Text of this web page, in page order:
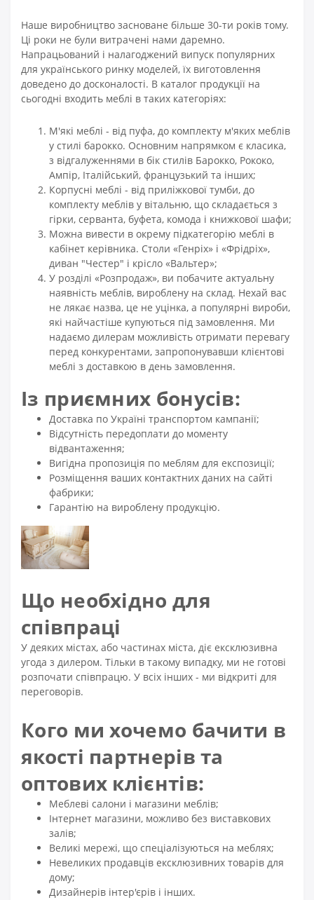
Наше виробництво засноване більше 30-ти років тому.
Ці роки не були витрачені нами даремно.
Напрацьований і налагоджений випуск популярних
для українського ринку моделей, їх виготовлення
доведено до досконалості. В каталог продукції на
сьогодні входить меблі в таких категоріях:
М'які меблі - від пуфа, до комплекту м'яких меблів
у стилі барокко. Основним напрямком є ​​класика,
з відгалуженнями в бік стилів Барокко, Рококо,
Ампір, Італійський, французький та інших;
Корпусні меблі - від приліжкової тумби, до
комплекту меблів у вітальню, що складається з
гірки, серванта, буфета, комода і книжкової шафи;
Можна вивести в окрему підкатегорію меблі в
кабінет керівника. Столи «Генріх» і «Фрідріх»,
диван "Честер" і крісло «Вальтер»;
У розділі «Розпродаж», ви побачите актуальну
наявність меблів, вироблену на склад. Нехай вас
не лякає назва, це не уцінка, а популярні вироби,
які найчастіше купуються під замовлення. Ми
надаємо дилерам можливість отримати перевагу
перед конкурентами, запропонувавши клієнтові
меблі з доставкою в день замовлення.
Із приємних бонусів:
Доставка по Україні транспортом кампанії;
Відсутність передоплати до моменту
відвантаження;
Вигідна пропозиція по меблям для експозиції;
Розміщення ваших контактних даних на сайті
фабрики;
Гарантію на вироблену продукцію.
Що необхідно для
співпраці
У деяких містах, або частинах міста, діє ексклюзивна
угода з дилером. Тільки в такому випадку, ми не готові
розпочати співпрацю. У всіх інших - ми відкриті для
переговорів.
Кого ми хочемо бачити в
якості партнерів та
оптових клієнтів:
Меблеві салони і магазини меблів;
Інтернет магазини, можливо без виставкових
залів;
Великі мережі, що спеціалізуються на меблях;
Невеликих продавців ексклюзивних товарів для
дому;
Дизайнерів інтер'єрів і інших.